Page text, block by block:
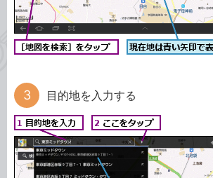
目的地を入力する